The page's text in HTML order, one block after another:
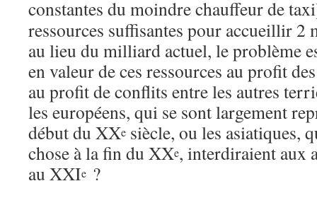
constantes du moindre chauffeur de
ressources suffisantes pour accueillir 2
au lieu du milliard actuel, le problème
en valeur de ces ressources au profit
au profit de conflits entre les autres
les européens, qui se sont largement
début du XXe siècle, ou les asiatiques,
chose à la fin du XXe, interdiraient aux
au XXIe ?